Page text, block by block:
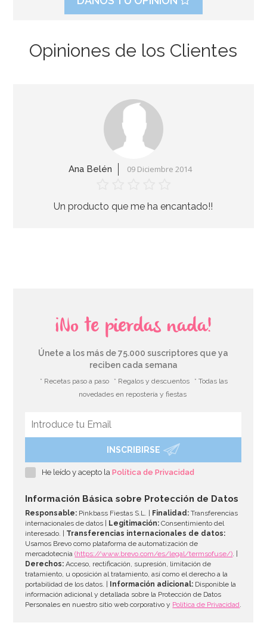
15,95€
Opiniones de los Clientes
Ana Belén 09 Diciembre 2014
Un producto que me ha encantado!!
¡No te pierdas nada!
Únete a los más de 75.000 suscriptores que ya
reciben cada semana
* Recetas paso a paso * Regalos y descuentos
* Todas las
novedades en repostería y fiestas
INSCRIBIRSE
He leído y acepto laPolítica de Privacidad
Información Básica sobre Protección de Datos
Responsable: Pinkbass Fiestas S.L. | Finalidad: Transferencias
internacionales de datos |
Legitimación: Consentimiento del
interesado. | Transferencias internacionales de datos:
Usamos Brevo como plataforma de automatización de
mercadotecnia(https://www.brevo.com/es/legal/termsofuse/). |
Derechos: Acceso, rectificación, supresión, limitación de
tratamiento, u oposición al tratamiento, así como el derecho a la
portabilidad de los datos. |
Información adicional: Disponible la
información adicional y detallada sobre la Protección de Datos
Personales en nuestro sitio web corporativo y Política de Privacidad.